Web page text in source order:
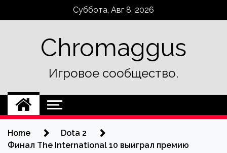
Суббота, Авг 8, 2026
Chromaggus
Игровое сообщество.
Home
Dota 2
Финал The International 10 выиграл премию